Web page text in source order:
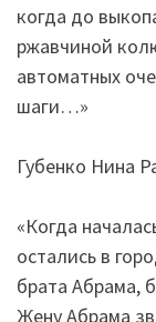
когда до
ржавчиной
автоматных
шаги…»
Губенко Нина
«Когда
остались в
брата Абрама,
Жену Абрама